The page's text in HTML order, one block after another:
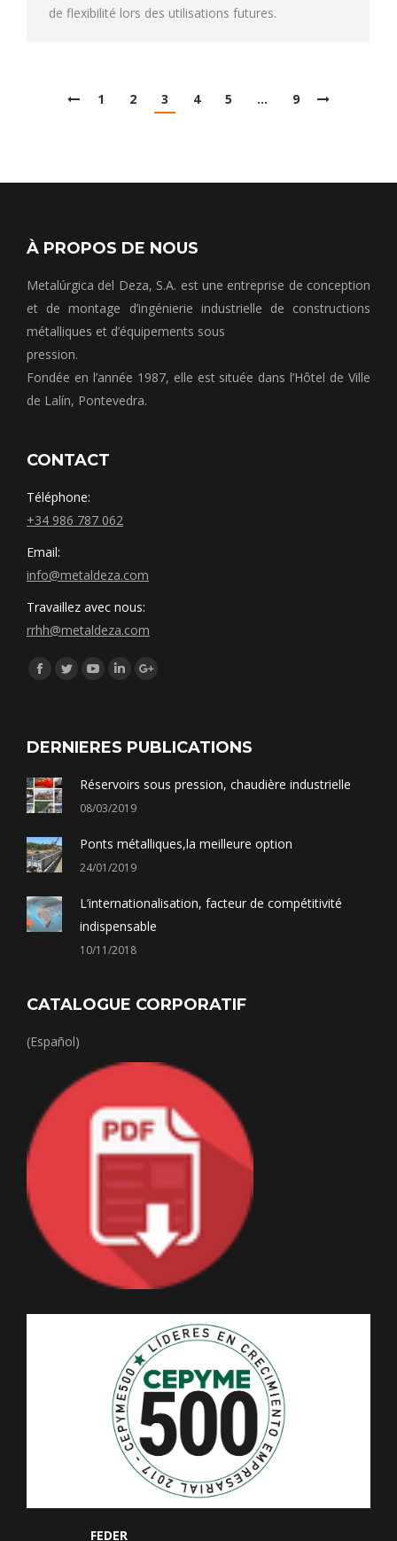
de flexibilité lors des utilisations futures.
1 2 3 4 5 … 9
À PROPOS DE NOUS
Metalúrgica del Deza, S.A. est une entreprise de conception
et de montage d’ingénierie industrielle de constructions
métalliques et d’équipements sous
pression.
Fondée en l’année 1987, elle est située dans l’Hôtel de Ville
de Lalín, Pontevedra.
CONTACT
Téléphone:
+34 986 787 062
Email:
info@metaldeza.com
Travaillez avec nous:
rrhh@metaldeza.com
Síguenos en:
Facebook
TwitterYouTube
DERNIERES PUBLICATIONS
Réservoirs sous pression, chaudière industrielle
08/03/2019
Ponts métalliques,la meilleure option
24/01/2019
L’internationalisation, facteur de compétitivité
indispensable
10/11/2018
CATALOGUE CORPORATIF
(Español)
FEDER